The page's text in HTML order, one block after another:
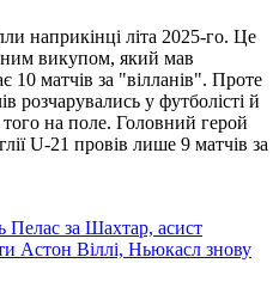
наприкінці літа 2025-го. Це
викупом, який мав
10 матчів за "вілланів". Проте
розчарувались у футболісті й
на поле. Головний герой
U-21 провів лише 9 матчів за
Пелас за Шахтар, асист
Астон Віллі, Ньюкасл знову